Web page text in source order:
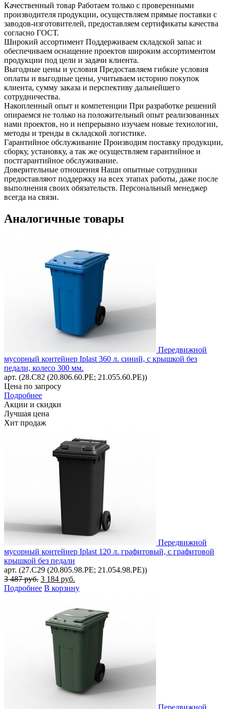
Качественный товар Работаем только с проверенными
производителя продукции, осуществляем прямые поставки с
заводов-изготовителей, предоставляем сертификаты качества
согласно ГОСТ.
Широкий ассортимент Поддерживаем складской запас и
обеспечиваем оснащение проектов широким ассортиментом
продукции под цели и задачи клиента.
Выгодные цены и условия Предоставляем гибкие условия
оплаты и выгодные цены, учитываем историю покупок
клиента, сумму заказа и перспективу дальнейшего
сотрудничества.
Накопленный опыт и компетенции При разработке решений
опираемся не только на положительный опыт реализованных
нами проектов, но и непрерывно изучаем новые технологии,
методы и тренды в складской логистике.
Гарантийное обслуживание Производим поставку продукции,
сборку, установку, а так же осуществляем гарантийное и
постгарантийное обслуживание.
Доверительные отношения Наши опытные сотрудники
предоставляют поддержку на всех этапах работы, даже после
выполнения своих обязательств. Персональный менеджер
всегда на связи.
Аналогичные товары
Передвижной
мусорный контейнер Iplast 360 л. синий, с крышкой без
педали, колесо 300 мм.
арт. (28.C82 (20.806.60.PE; 21.055.60.PE))
Цена по запросу
Подробнее
Акции и скидки
Лучшая цена
Хит продаж
Передвижной
мусорный контейнер Iplast 120 л. графитовый, с графитовой
крышкой без педали
арт. (27.C29 (20.805.98.PE; 21.054.98.PE))
3 487руб. Первоначальная
цена
487 руб..
3 184 руб.
цена:
184 руб..
Подробнее В корзину